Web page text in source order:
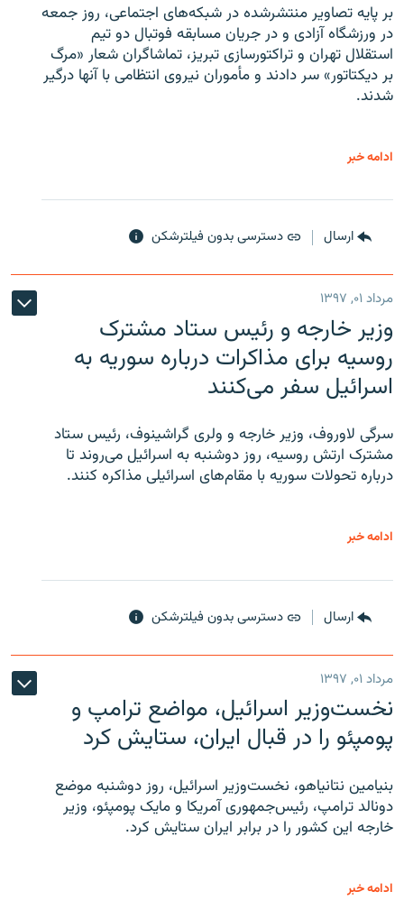
بر پایه تصاویر منتشرشده در شبکه‌های اجتماعی، روز جمعه
در ورزشگاه آزادی و در جریان مسابقه فوتبال دو تیم
استقلال تهران و تراکتورسازی تبریز، تماشاگران شعار «مرگ
بر دیکتاتور» سر دادند و مأموران نیروی انتظامی با آنها درگیر
شدند.
ادامه خبر
ارسال دسترسی بدون فیلترشکن
مرداد ۰۱, ۱۳۹۷
وزیر خارجه و رئیس‌ ستاد مشترک
روسیه برای مذاکرات درباره سوریه به
اسرائیل سفر می‌کنند
سرگی لاوروف، وزیر خارجه و ولری گراشینوف، رئیس ستاد
مشترک ارتش روسیه، روز دوشنبه به اسرائیل می‌روند تا
درباره تحولات سوریه با مقام‌های اسرائیلی مذاکره کنند.
ادامه خبر
ارسال دسترسی بدون فیلترشکن
مرداد ۰۱, ۱۳۹۷
نخست‌وزیر اسرائیل، مواضع ترامپ و
پومپئو را در قبال ایران، ستایش کرد
بنیامین نتانیاهو، نخست‌وزیر اسرائیل، روز دوشنبه موضع
دونالد ترامپ، رئیس‌جمهوری آمریکا و مایک پومپئو، وزیر
خارجه این کشور را در برابر ایران ستایش کرد.
ادامه خبر